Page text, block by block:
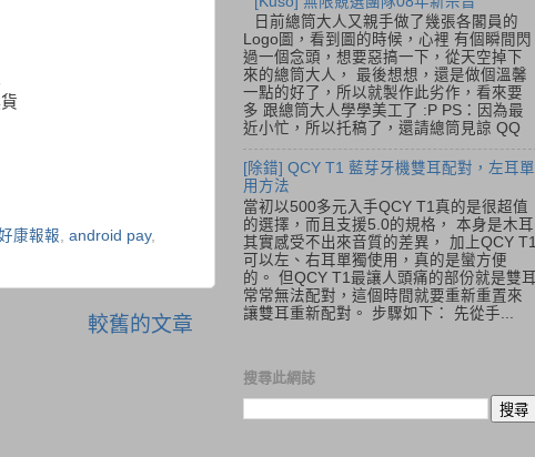
康報報 android pay,
較舊的文章
日前總筒大人又親手做了幾張各閣員的
Logo圖，看到圖的時候，心裡 有個瞬間閃
過一個念頭，想要惡搞一下，從天空掉下
來的總筒大人， 最後想想，還是做個溫馨
一點的好了，所以就製作此劣作，看來要
多 跟總筒大人學學美工了 :P PS：因為最
近小忙，所以托稿了，還請總筒見諒 QQ
[除錯] QCY T1 藍芽牙機雙耳配對，左耳單
用方法
當初以500多元入手QCY T1真的是很超值
的選擇，而且支援5.0的規格， 本身是木耳
其實感受不出來音質的差異， 加上QCY T1
可以左、右耳單獨使用，真的是蠻方便
的。 但QCY T1最讓人頭痛的部份就是雙耳
常常無法配對，這個時間就要重新重置來
讓雙耳重新配對。 步驟如下： 先從手...
搜尋此網誌